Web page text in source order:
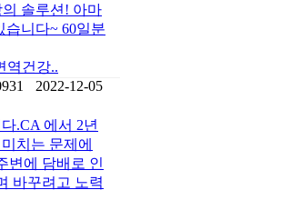
솔루션! 아마
니다~ 60일분
역건강..
2022-12-05
.CA 에서 2년
치는 문제에
변에 담배로 인
바꾸려고 노력